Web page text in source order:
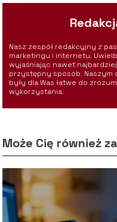
Nasz zespół redakcyjny z
marketingu i internetu.
wyjaśniając nawet
przystępny sposób.
były dla Was łatwe do
wykorzystania.
Może Cię również